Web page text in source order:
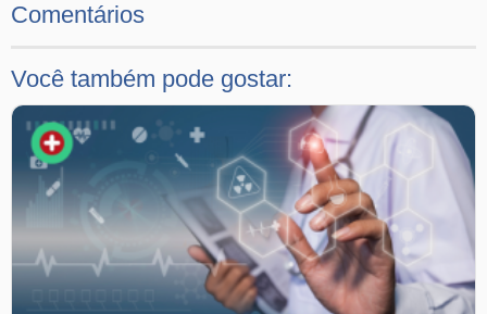
Comentários
Você também pode gostar: